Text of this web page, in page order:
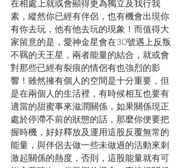
在相處上就或會顯得更為獨立及我行我
素，縱然你已經有伴侶，也有機會出現你
有你去玩，他有他去玩的現象！而值得大
家留意的是，愛神金星會在30號遇上反叛
不羈的天王星，兩者能量的結合，就或會
對那些已經有裂痕的情侶有也強烈的影
響！雖然擁有個人的空間是十分重要，但
是在兩個人的生活裡，有時候相互也要有
適當的甜蜜事來滋潤關係，如果關係現正
處於停滯不前的狀態的話，那麼你便要把
握時機，好好釋放及運用這股反覆無常的
能量，與伴侶去做一些未做過的活動來刺
激起關係的熱度，否則，這股能量就有可